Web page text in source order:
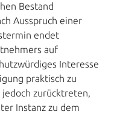
Bestand
Ausspruch einer
endet
auf
Interesse
praktisch zu
jedoch zurücktreten,
Instanz zu dem